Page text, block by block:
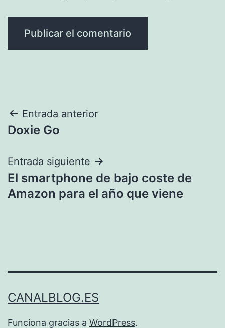
Navegación
de
entradas
Entrada anterior
Doxie Go
Entrada siguiente
El smartphone de bajo coste de
Amazon para el año que viene
CANALBLOG.ES
Funciona gracias a WordPress.